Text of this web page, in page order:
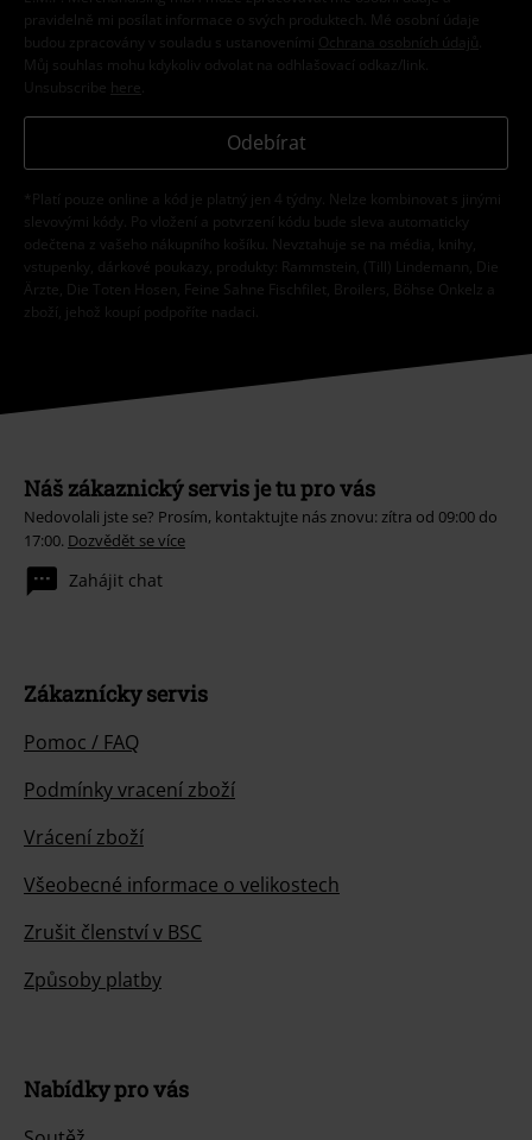
pravidelně mi posílat informace o svých produktech. Mé osobní údaje
budou zpracovány v souladu s ustanoveními
Ochrana osobních údajů
Můj souhlas mohu kdykoliv odvolat na odhlašovací odkaz/link.
Unsubscribe here
Odebírat
*Platí pouze online a kód je platný jen 4 týdny. Nelze kombinovat s jinými
slevovými kódy. Po vložení a potvrzení kódu bude sleva automaticky
odečtena z vašeho nákupního košíku. Nevztahuje se na média, knihy,
vstupenky, dárkové poukazy, produkty: Rammstein, (Till) Lindemann, Die
Ärzte, Die Toten Hosen, Feine Sahne Fischfilet, Broilers, Böhse Onkelz a
zboží, jehož koupí podpoříte nadaci.
Náš zákaznický servis je tu pro vás
Nedovolali jste se? Prosím, kontaktujte nás znovu: zítra od 09:00 do
17:00. Dozvědět se více
Zahájit chat
Zákaznícky servis
Pomoc / FAQ
Podmínky vracení zboží
Vrácení zboží
Všeobecné informace o velikostech
Zrušit členství v BSC
Způsoby platby
Nabídky pro vás